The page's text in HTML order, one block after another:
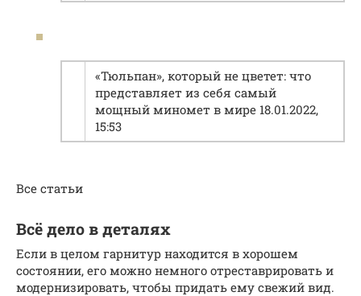
«Тюльпан», который не цветет: что
представляет из себя самый
мощный миномет в мире 18.01.2022,
15:53
Все статьи
Всё дело в деталях
Если в целом гарнитур находится в хорошем
состоянии, его можно немного отреставрировать и
модернизировать, чтобы придать ему свежий вид.